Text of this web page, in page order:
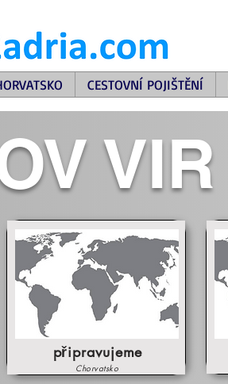
CESTOVNÍ POJIŠTĚNÍ
VIR
připravujeme
Chorvatsko